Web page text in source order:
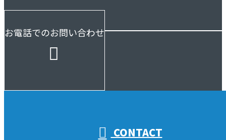
お電話でのお問い合わせ
CONTACT